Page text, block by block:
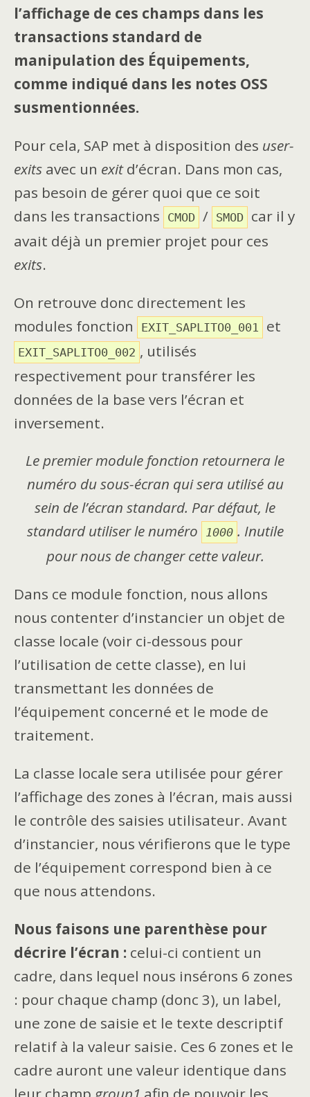
l’affichage de ces champs dans les
transactions standard de
manipulation des Équipements,
comme indiqué dans les notes OSS
susmentionnées.
Pour cela, SAP met à disposition des user-
exits avec un exitd’écran. Dans mon cas,
pas besoin de gérer quoi que ce soit
dans les transactions
CMOD / SMOD car il y
avait déjà un premier projet pour ces
exits.
On retrouve donc directement les
modules fonction
EXIT_SAPLITO0_001 et
EXIT_SAPLITO0_002 , utilisés
respectivement pour transférer les
données de la base vers l’écran et
inversement.
Le premier module fonction retournera le
numéro du sous-écran qui sera utilisé au
sein de l’écran standard. Par défaut, le
standard utiliser le numéro
1000 . Inutile
pour nous de changer cette valeur.
Dans ce module fonction, nous allons
nous contenter d’instancier un objet de
classe locale (voir ci-dessous pour
l’utilisation de cette classe), en lui
transmettant les données de
l’équipement concerné et le mode de
traitement.
La classe locale sera utilisée pour gérer
l’affichage des zones à l’écran, mais aussi
le contrôle des saisies utilisateur. Avant
d’instancier, nous vérifierons que le type
de l’équipement correspond bien à ce
que nous attendons.
Nous faisons une parenthèse pour
décrire l’écran : celui-ci contient un
cadre, dans lequel nous insérons 6 zones
: pour chaque champ (donc 3), un label,
une zone de saisie et le texte descriptif
relatif à la valeur saisie. Ces 6 zones et le
cadre auront une valeur identique dans